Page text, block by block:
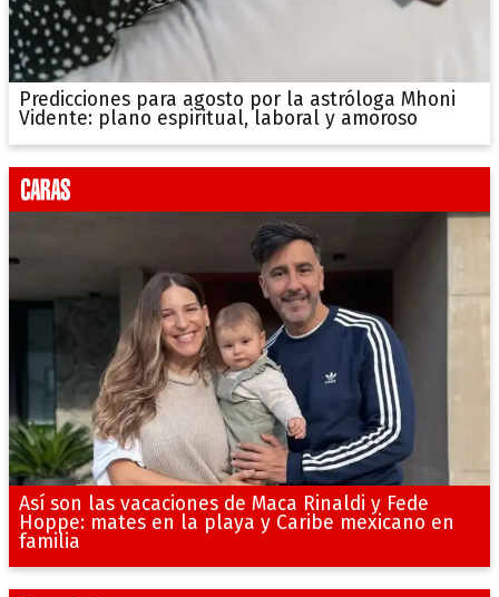
Predicciones para agosto por la astróloga Mhoni
Vidente: plano espiritual, laboral y amoroso
Así son las vacaciones de Maca Rinaldi y Fede
Hoppe: mates en la playa y Caribe mexicano en
familia